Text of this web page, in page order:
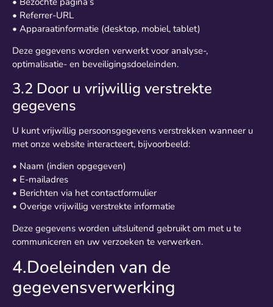
• Referrer-URL
• Apparaatinformatie (desktop, mobiel, tablet)
Deze gegevens worden verwerkt voor analyse-,
optimalisatie- en beveiligingsdoeleinden.
3.2 Door u vrijwillig verstrekte
gegevens
U kunt vrijwillig persoonsgegevens verstrekken wanneer u
met onze website interacteert, bijvoorbeeld:
• Naam (indien opgegeven)
• E-mailadres
• Berichten via het contactformulier
• Overige vrijwillig verstrekte informatie
Deze gegevens worden uitsluitend gebruikt om met u te
communiceren en uw verzoeken te verwerken.
4.Doeleinden van de
gegevensverwerking